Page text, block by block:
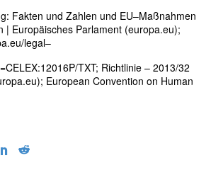
Fakten und Zahlen und EU–Maßnahmen
| Europäisches Parlament (europa.eu);
legal–
TXT; Richtlinie – 2013/32
; European Convention on Human